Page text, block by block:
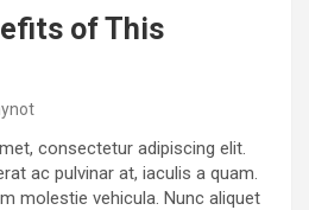
of This
consectetur adipiscing elit.
ac pulvinar at, iaculis a quam.
molestie vehicula. Nunc aliquet